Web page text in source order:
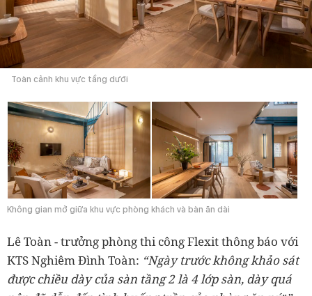
Toàn cảnh khu vực tầng dưới
Không gian mở giữa khu vực phòng khách và bàn ăn dài
Lê Toàn - trưởng phòng thi công Flexit thông báo với
KTS Nghiêm Đình Toàn: “Ngày trước không khảo sát
được chiều dày của sàn tầng 2 là 4 lớp sàn, dày quá